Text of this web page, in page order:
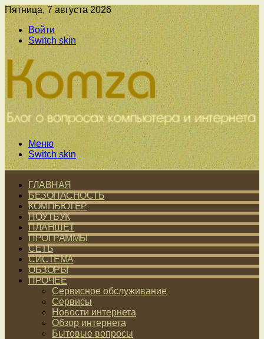
Пятница, 7 августа 2026
Войти
Switch skin
Меню
Switch skin
ГЛАВНАЯ
БЕЗОПАСНОСТЬ
КОМПЬЮТЕР
НОУТБУК
ПЛАНШЕТ
ПРОГРАММЫ
СЕТЬ
СИСТЕМА
ОБЗОРЫ
ПРОЧЕЕ
Сервисное обслуживание
Сервисы
Новости интернета
Обзор интернета
Бытовые вопросы